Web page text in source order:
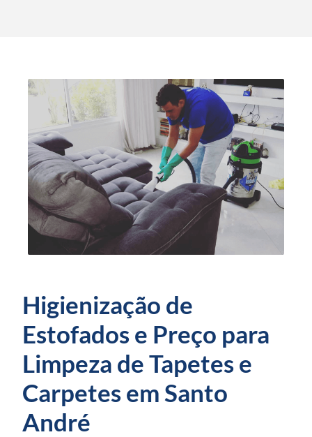
Higienização de
Estofados e Preço para
Limpeza de Tapetes e
Carpetes em Santo
André